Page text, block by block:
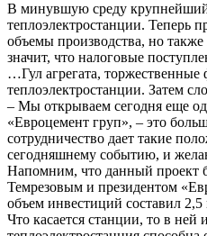
В минувшую среду крупнейший
теплоэлектростанции. Теперь
объемы производства, но
значит, что налоговые
…Гул агрегата,
теплоэлектростанции. Затем
– Мы открываем сегодня еще
«Евроцемент груп», – это
сотрудничество дает такие
сегодняшнему событию, и
Напомним, что данный проект
Темрезовым и президентом
объем инвестиций составил 2,5
Что касается станции, то в